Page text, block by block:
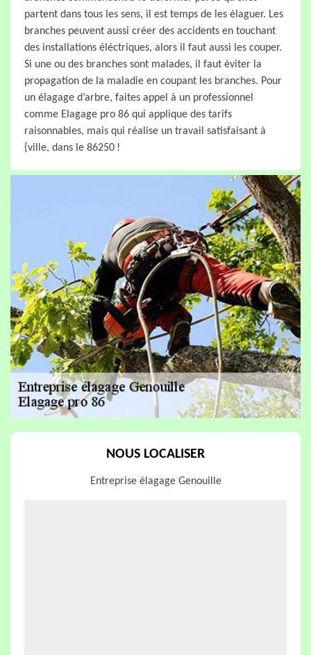
partent dans tous les sens, il est temps de les élaguer. Les
branches peuvent aussi créer des accidents en touchant
des installations éléctriques, alors il faut aussi les couper.
Si une ou des branches sont malades, il faut éviter la
propagation de la maladie en coupant les branches. Pour
un élagage d’arbre, faites appel à un professionnel
comme Elagage pro 86 qui applique des tarifs
raisonnables, mais qui réalise un travail satisfaisant à
{ville, dans le 86250 !
NOUS LOCALISER
Entreprise élagage Genouille